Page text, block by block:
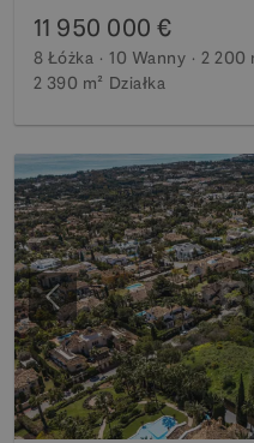
11 950 000 €
8 Łóżka 10 Wanny 2 200
2 390 m² Działka
Poprzedni